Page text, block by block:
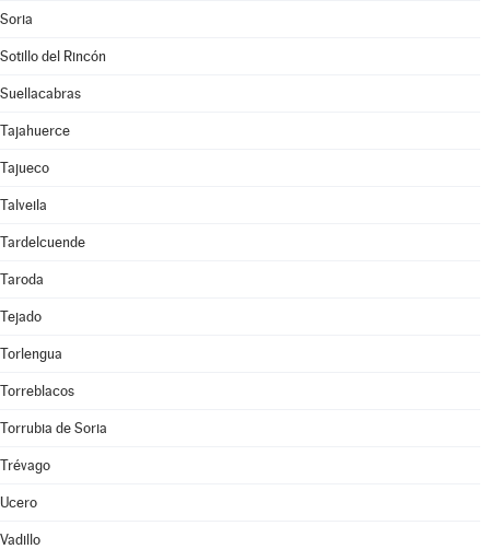
Soria
Sotillo del Rincón
Suellacabras
Tajahuerce
Tajueco
Talveila
Tardelcuende
Taroda
Tejado
Torlengua
Torreblacos
Torrubia de Soria
Trévago
Ucero
Vadillo